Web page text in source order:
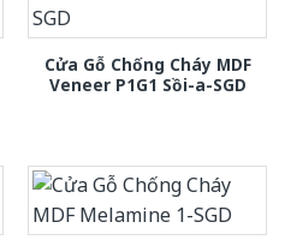
Cửa Gỗ Chống Cháy MDF
Veneer P1G1 Sồi-a-SGD